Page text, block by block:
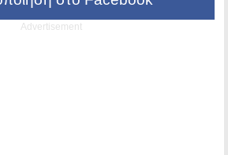
Advertisement